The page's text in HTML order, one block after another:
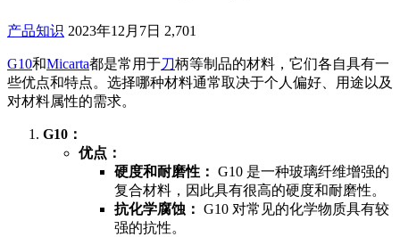
产品知识 2023年12月7日 2,701
G10和Micarta都是常用于刀柄等制品的材料，它们各自具有一
些优点和特点。选择哪种材料通常取决于个人偏好、用途以及
对材料属性的需求。
G10：
优点：
硬度和耐磨性： G10 是一种玻璃纤维增强的
复合材料，因此具有很高的硬度和耐磨性。
抗化学腐蚀： G10 对常见的化学物质具有较
强的抗性。